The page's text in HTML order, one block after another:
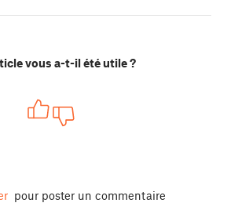
vous a-t-il été utile ?
pour poster un commentaire